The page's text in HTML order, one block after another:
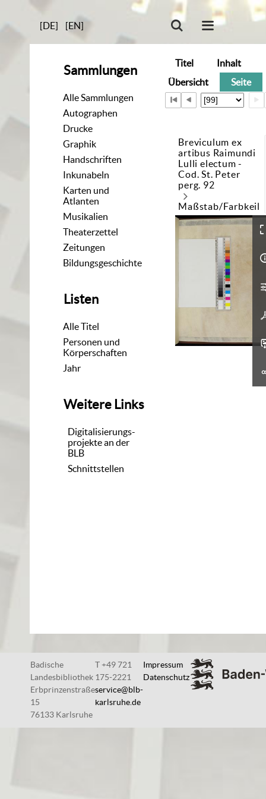
[DE] [EN]
Sammlungen
Alle Sammlungen
Autographen
Drucke
Graphik
Handschriften
Inkunabeln
Karten und
Atlanten
Musikalien
Theaterzettel
Zeitungen
Bildungsgeschichte
Listen
Alle Titel
Personen und
Körperschaften
Jahr
Weitere Links
Digitalisierungs-
projekte an der
BLB
Schnittstellen
Titel
Inhalt
Übersicht
Seite
Breviculum ex
artibus Raimundi
Lulli electum -
Cod. St. Peter
perg. 92
Maßstab/Farbkeil
Badische
Landesbibliothek
Erbprinzenstraße
15
76133 Karlsruhe
T +49 721
175-2221
service@blb-
karlsruhe.de
Impressum
Datenschutz